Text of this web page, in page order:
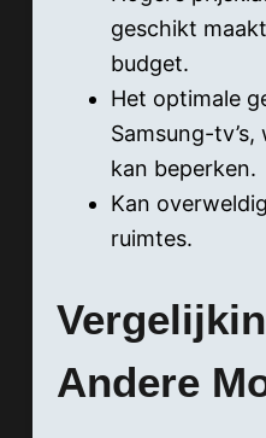
geschikt
budget.
Het optimale
Samsung-
kan beperken.
Kan
ruimtes.
Andere